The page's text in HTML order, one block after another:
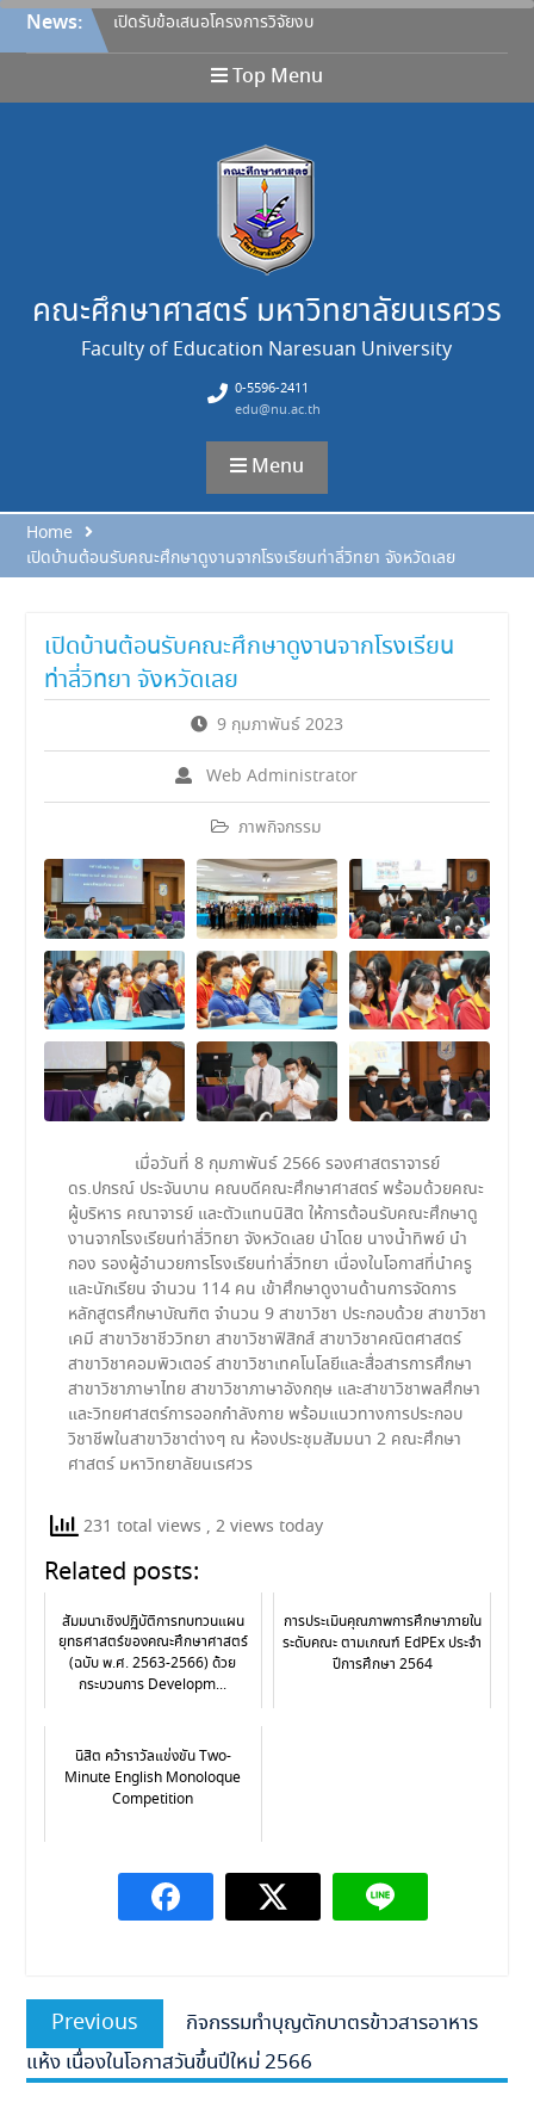
Skip
content
News:
เปิดรับข้อเสนอโครงการวิจัยงบ
ประมาณรายได้คณะศึกษา
ศาสตร์ ประจำปีงบประมาณ
2570
มหาวิทยาลัยนเรศวร เรื่อง หลัก
เกณฑ์การให้ทุนอุดหนุนการวิจัย
จากงบประมาณรายได้ คณะ
สำหรับคณาจารย์ ประกาศ ณ
วันที่ 27 กรกฎาคม 2569 และ
ขอยกเลิกประกาศฉบับลงวันที่
26 เมษายน 2565
ขอแสดงความยินดี
ขอแสดงความยินดี
Top Menu
คณะศึกษาศาสตร์ มหาวิทยาลัยนเรศวร
Faculty of Education Naresuan University
0-5596-2411
edu@nu.ac.th
Menu
Home
เปิดบ้านต้อนรับคณะศึกษาดูงานจากโรงเรียนท่าลี่วิทยา จังหวัดเลย
เปิดบ้านต้อนรับคณะศึกษาดูงานจากโรงเรียน
ท่าลี่วิทยา จังหวัดเลย
9 กุมภาพันธ์ 2023
Web Administrator
ภาพกิจกรรม
เมื่อวันที่ 8 กุมภาพันธ์ 2566 รองศาสตราจารย์
ดร.ปกรณ์ ประจันบาน คณบดีคณะศึกษาศาสตร์ พร้อมด้วยคณะ
ผู้บริหาร คณาจารย์ และตัวแทนนิสิต ให้การต้อนรับคณะศึกษาดู
งานจากโรงเรียนท่าลี่วิทยา จังหวัดเลย นำโดย นางน้ำทิพย์ นำ
กอง รองผู้อำนวยการโรงเรียนท่าลี่วิทยา เนื่องในโอกาสที่นำครู
และนักเรียน จำนวน 114 คน เข้าศึกษาดูงานด้านการจัดการ
หลักสูตรศึกษาบัณฑิต จำนวน 9 สาขาวิชา ประกอบด้วย สาขาวิชา
เคมี สาขาวิชาชีววิทยา สาขาวิชาฟิสิกส์ สาขาวิชาคณิตศาสตร์
สาขาวิชาคอมพิวเตอร์ สาขาวิชาเทคโนโลยีและสื่อสารการศึกษา
สาขาวิชาภาษาไทย สาขาวิชาภาษาอังกฤษ และสาขาวิชาพลศึกษา
และวิทยศาสตร์การออกกำลังกาย พร้อมแนวทางการประกอบ
วิชาชีพในสาขาวิชาต่างๆ ณ ห้องประชุมสัมมนา 2 คณะศึกษา
ศาสตร์ มหาวิทยาลัยนเรศวร
231 total views , 2 views today
Related posts:
สัมมนาเชิงปฏิบัติการทบทวนแผน
ยุทธศาสตร์ของคณะศึกษาศาสตร์
(ฉบับ พ.ศ. 2563-2566) ด้วย
กระบวนการ Developm...
การประเมินคุณภาพการศึกษาภายใน
ระดับคณะ ตามเกณฑ์ EdPEx ประจำ
ปีการศึกษา 2564
นิสิต คว้าราวัลแข่งขัน Two-
Minute English Monoloque
Competition
แนะแนว
เรื่อง
Previous
Previous
post:
กิจกรรมทำบุญตักบาตรข้าวสารอาหาร
แห้ง เนื่องในโอกาสวันขึ้นปีใหม่ 2566